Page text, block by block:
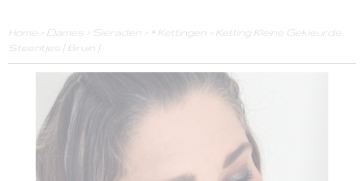
Home > Dames > Sieraden > * Kettingen > Ketting Kleine Gekleurde
Steentjes [ Bruin ]